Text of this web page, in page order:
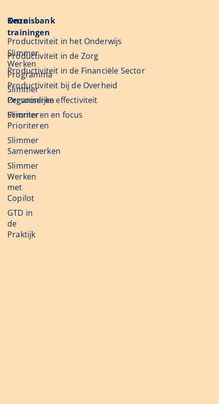
Onze
trainingen
Slimmer
Werken
Programma
Slimmer
Organiseren
Slimmer
Prioriteren
Slimmer
Samenwerken
Slimmer
Werken
met
Copilot
GTD in
de
Praktijk
Kennisbank
Productiviteit in het Onderwijs
Productiviteit in de Zorg
Productiviteit in de Financiële Sector
Productiviteit bij de Overheid
Persoonlijke effectiviteit
Prioriteren en focus